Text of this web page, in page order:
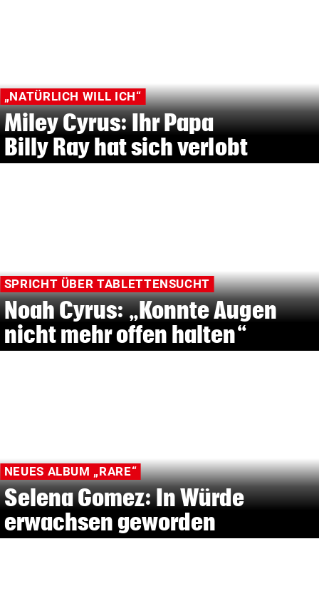
„NATÜRLICH WILL ICH“
Miley Cyrus: Ihr Papa
Billy Ray hat sich verlobt
SPRICHT ÜBER TABLETTENSUCHT
Noah Cyrus: „Konnte Augen
nicht mehr offen halten“
NEUES ALBUM „RARE“
Selena Gomez: In Würde
erwachsen geworden